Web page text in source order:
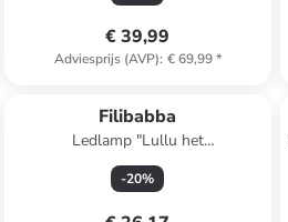
€ 39,99
Adviesprijs (AVP): € 69,99*
Filibabba
Ledlamp "Lullu het
Lieveheersbeestje Dame" lichtroze
-20%